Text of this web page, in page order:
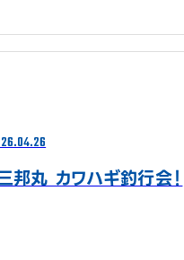
邦丸 カワハギ釣行会！